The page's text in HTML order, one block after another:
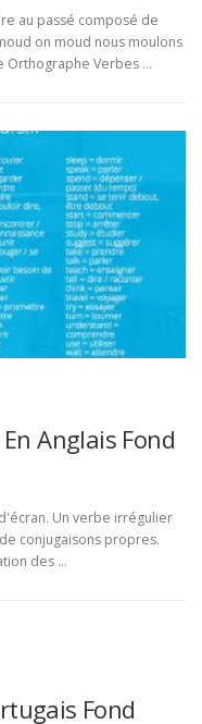
au passé composé de
on moud nous moulons
Orthographe Verbes …
Anglais Fond
Un verbe irrégulier
conjugaisons propres.
des …
Fond